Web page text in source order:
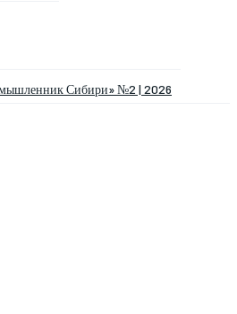
Сибири» №2 | 2026